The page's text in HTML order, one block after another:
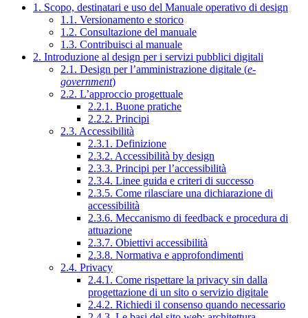
1. Scopo, destinatari e uso del Manuale operativo di design
1.1. Versionamento e storico
1.2. Consultazione del manuale
1.3. Contribuisci al manuale
2. Introduzione al design per i servizi pubblici digitali
2.1. Design per l’amministrazione digitale (e-
government)
2.2. L’approccio progettuale
2.2.1. Buone pratiche
2.2.2. Principi
2.3. Accessibilità
2.3.1. Definizione
2.3.2. Accessibilità by design
2.3.3. Principi per l’accessibilità
2.3.4. Linee guida e criteri di successo
2.3.5. Come rilasciare una dichiarazione di
accessibilità
2.3.6. Meccanismo di feedback e procedura di
attuazione
2.3.7. Obiettivi accessibilità
2.3.8. Normativa e approfondimenti
2.4. Privacy
2.4.1. Come rispettare la privacy sin dalla
progettazione di un sito o servizio digitale
2.4.2. Richiedi il consenso quando necessario